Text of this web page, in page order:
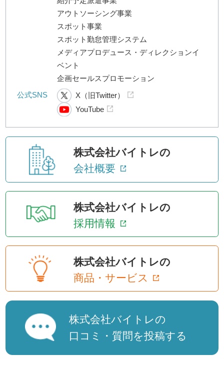
アウトソーシング事業
スポット事業
スポット勤怠管理システム
メディアプロデュース・ディレクションイ
ベント
企画セールスプロモーション
公式SNS
X（旧Twitter）
YouTube
株式会社バイトレの
会社概要
株式会社バイトレの
採用情報
株式会社バイトレの
商品・サービス
株式会社バイトレの
口コミ・質問を投稿する